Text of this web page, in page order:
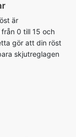
är
0 till 15 och
gör att din röst
skjutreglagen